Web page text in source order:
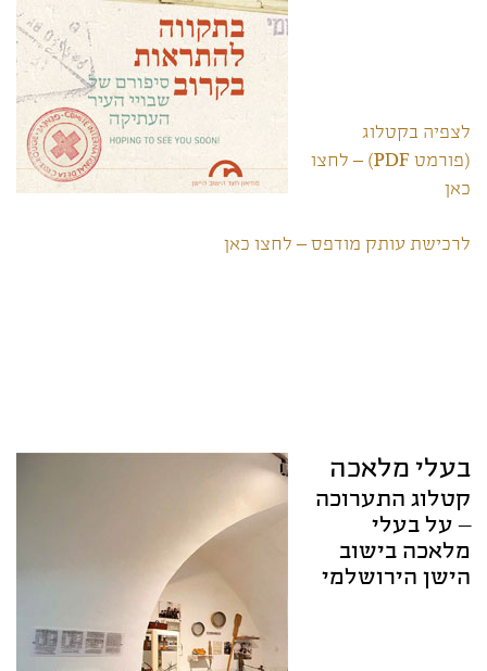
לצפיה בקטלוג
(פורמט PDF) – לחצו
כאן
לרכישת עותק מודפס – לחצו כאן
בעלי מלאכה
קטלוג התערוכה
– על בעלי
מלאכה בישוב
הישן הירושלמי